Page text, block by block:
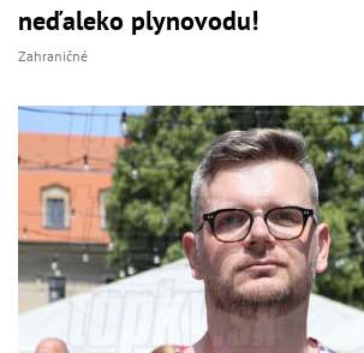
neďaleko plynovodu!
Zahraničné